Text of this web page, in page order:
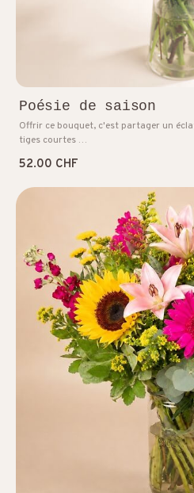
Poésie de saison
Offrir ce bouquet, c'est partager un
tiges courtes …
52.00 CHF